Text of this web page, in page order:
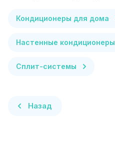
Кондиционеры для дома
Настенные кондиционеры
Сплит-системы
Назад